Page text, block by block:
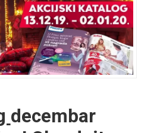
decembar